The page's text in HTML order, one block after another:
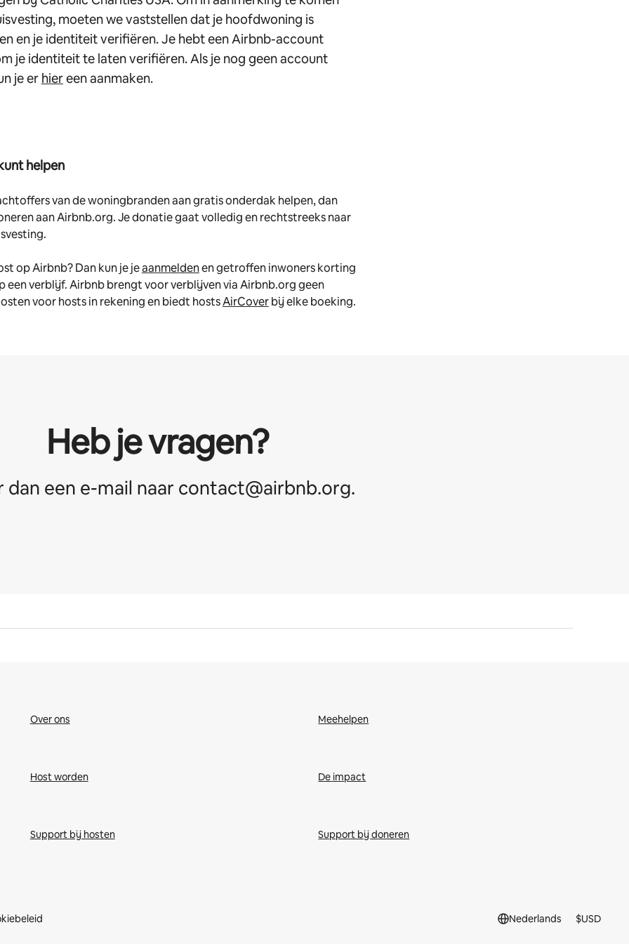
moeten we vaststellen dat je hoofdwoning is
en je identiteit verifiëren. Je hebt een Airbnb-account
je identiteit te laten verifiëren. Als je nog geen account
je er hiereen aanmaken.
helpen
van de woningbranden aan gratis onderdak helpen, dan
aan Airbnb.org. Je donatie gaat volledig en rechtstreeks naar
op Airbnb? Dan kun je jeaanmeldenen getroffen inwoners korting
een verblijf. Airbnb brengt voor verblijven via Airbnb.org geen
voor hosts in rekening en biedt hostsAirCoverbij elke boeking.
Heb je vragen?
dan een e-mail naar contact@airbnb.org.
Over ons Meehelpen
Host worden De impact
Support bij hosten Support bij doneren
Nederlands $USD